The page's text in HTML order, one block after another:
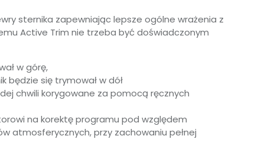
sternika zapewniając lepsze ogólne wrażenia z
Active Trim nie trzeba być doświadczonym
w górę,
będzie się trymował w dół
chwili korygowane za pomocą ręcznych
na korektę programu pod względem
atmosferycznych, przy zachowaniu pełnej